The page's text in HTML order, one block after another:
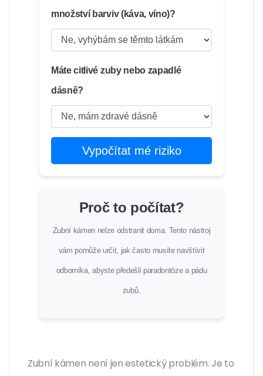
množství barviv (káva, víno)?
Máte citlivé zuby nebo zapadlé
dásně?
Vypočítat mé riziko
Proč to počítat?
Zubní kámen nelze odstranit doma. Tento nástroj
vám pomůže určit, jak často musíte navštívit
odborníka, abyste předešli paradontóze a pádu
zubů.
Zubní kámen není jen estetický problém. Je to